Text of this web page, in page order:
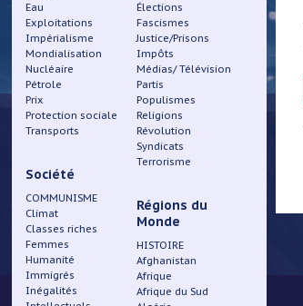
Eau
Exploitations
Impérialisme
Mondialisation
Nucléaire
Pétrole
Prix
Protection sociale
Transports
Société
COMMUNISME
Climat
Classes riches
Femmes
Humanité
Immigrés
Inégalités
Élections
Fascismes
Justice/Prisons
Impôts
Médias/ Télévision
Partis
Populismes
Religions
Révolution
Syndicats
Terrorisme
Régions du
Monde
HISTOIRE
Afghanistan
Afrique
Afrique du Sud